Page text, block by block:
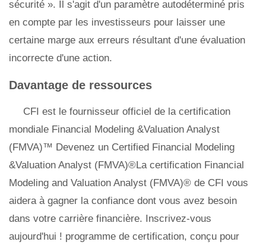
sécurité ». Il s'agit d'un paramètre autodéterminé pris
en compte par les investisseurs pour laisser une
certaine marge aux erreurs résultant d'une évaluation
incorrecte d'une action.
Davantage de ressources
CFI est le fournisseur officiel de la certification
mondiale Financial Modeling &Valuation Analyst
(FMVA)™ Devenez un Certified Financial Modeling
&Valuation Analyst (FMVA)®La certification Financial
Modeling and Valuation Analyst (FMVA)® de CFI vous
aidera à gagner la confiance dont vous avez besoin
dans votre carrière financière. Inscrivez-vous
aujourd'hui ! programme de certification, conçu pour